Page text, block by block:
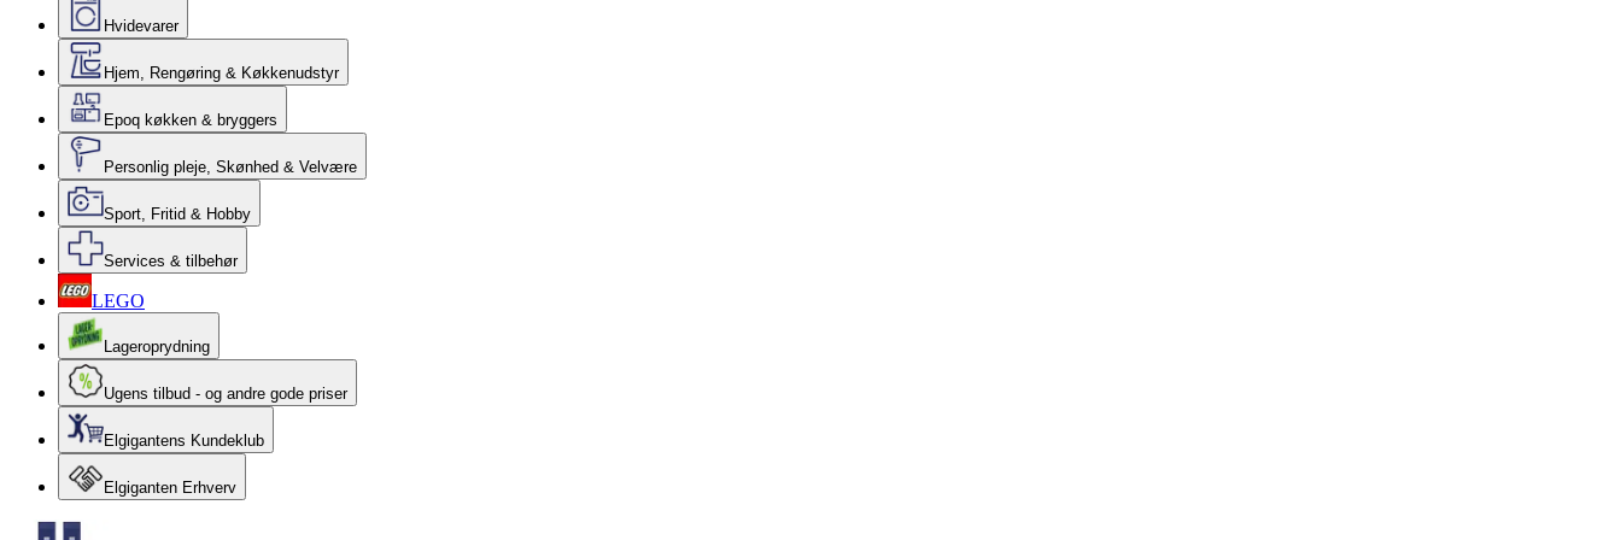
Hvidevarer
Hjem, Rengøring & Køkkenudstyr
Epoq køkken & bryggers
Personlig pleje, Skønhed & Velvære
Sport, Fritid & Hobby
Services & tilbehør
LEGO
Lageroprydning
Ugens tilbud - og andre gode priser
Elgigantens Kundeklub
Elgiganten Erhverv